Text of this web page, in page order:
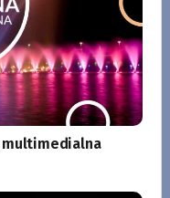
multimedialna